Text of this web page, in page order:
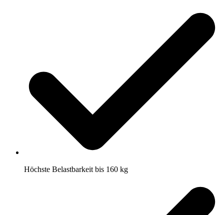
Höchste Belastbarkeit bis 160 kg